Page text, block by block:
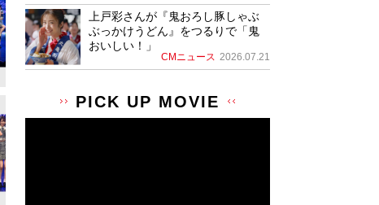
上戸彩さんが『鬼おろし豚しゃぶ
ぶっかけうどん』をつるりで「鬼
おいしい！」
CMニュース 2026.07.21
PICK UP MOVIE